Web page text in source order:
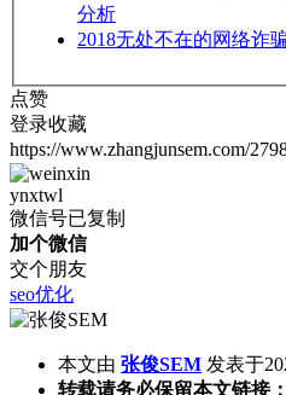
分析
2018无处不在的网络诈
点赞
登录收藏
https://www.zhangjunsem.com/
ynxtwl
微信号已复制
加个微信
交个朋友
seo优化
本文由 张俊SEM 发表于
转载请务必保留本文链接：